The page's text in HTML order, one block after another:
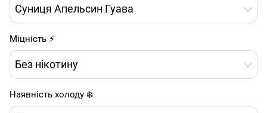
Суниця Апельсин Гуава
Міцність ⚡
Без нікотину
Наявність холоду ❄️